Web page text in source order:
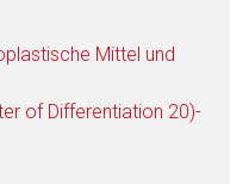
Mittel und
of Differentiation 20)-